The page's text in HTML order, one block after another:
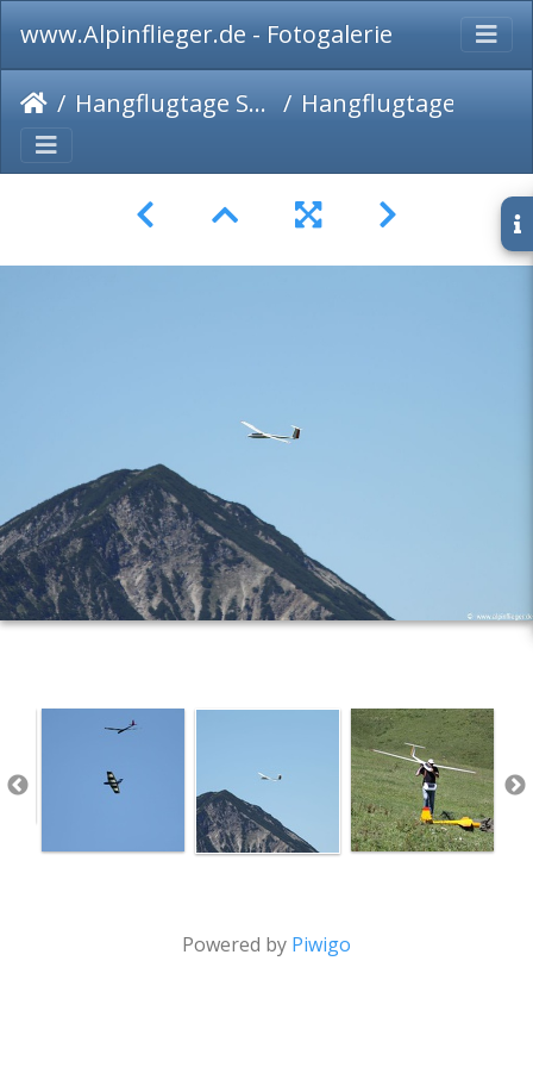
www.Alpinflieger.de - Fotogalerie
Hangflugtage Sudelfeld 2022 Hangflugtage Sudelfeld Walleralm 2022-26
Powered by Piwigo